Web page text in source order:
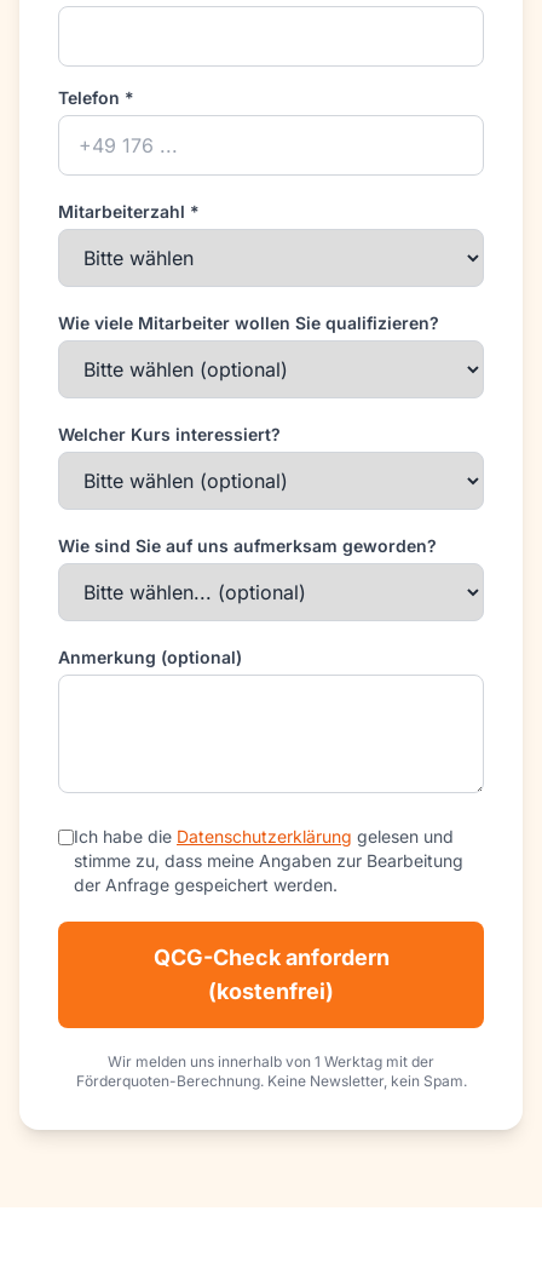
Telefon *
Mitarbeiterzahl *
Wie viele Mitarbeiter wollen Sie qualifizieren?
Welcher Kurs interessiert?
Wie sind Sie auf uns aufmerksam geworden?
Anmerkung (optional)
Ich habe die Datenschutzerklärung gelesen und
stimme zu, dass meine Angaben zur Bearbeitung
der Anfrage gespeichert werden.
QCG-Check anfordern
(kostenfrei)
Wir melden uns innerhalb von 1 Werktag mit der
Förderquoten-Berechnung. Keine Newsletter, kein Spam.